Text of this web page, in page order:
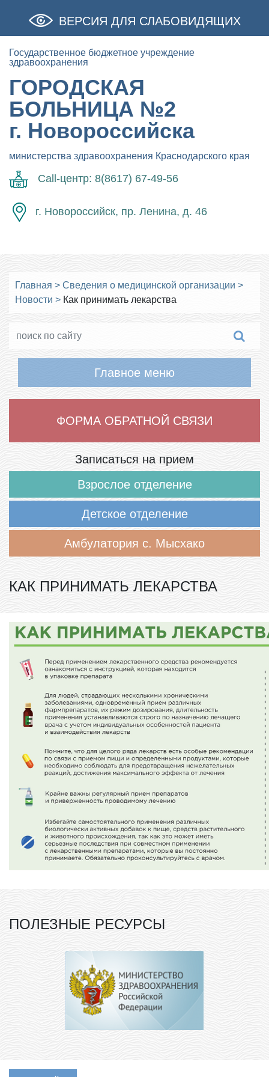
ВЕРСИЯ ДЛЯ СЛАБОВИДЯЩИХ
Государственное бюджетное учреждение
здравоохранения
ГОРОДСКАЯ
БОЛЬНИЦА №2
г. Новороссийска
министерства здравоохранения Краснодарского края
Call-центр: 8(8617) 67-49-56
г. Новороссийск, пр. Ленина, д. 46
Главная > Сведения о медицинской организации >
Новости > Как принимать лекарства
Главное меню
ФОРМА ОБРАТНОЙ СВЯЗИ
Записаться на прием
Взрослое отделение
Детское отделение
Амбулатория с. Мысхако
КАК ПРИНИМАТЬ ЛЕКАРСТВА
ПОЛЕЗНЫЕ РЕСУРСЫ